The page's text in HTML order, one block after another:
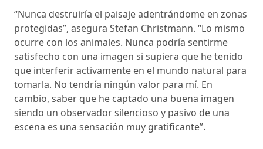
“Nunca destruiría el paisaje adentrándome en zonas
protegidas”, asegura Stefan Christmann. “Lo mismo
ocurre con los animales. Nunca podría sentirme
satisfecho con una imagen si supiera que he tenido
que interferir activamente en el mundo natural para
tomarla. No tendría ningún valor para mí. En
cambio, saber que he captado una buena imagen
siendo un observador silencioso y pasivo de una
escena es una sensación muy gratificante”.